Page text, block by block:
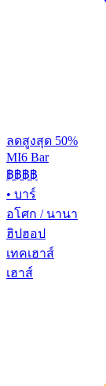
ลดสูงสุด 50%
MI6 Bar
฿฿฿฿
• บาร์
อโศก / นานา
ฮิปฮอป
เทคเฮาส์
เฮาส์